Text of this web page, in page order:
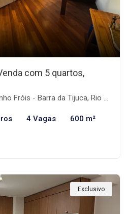
com 5 quartos,
- Barra da Tijuca, Rio de Janeiro-RJ
4 Vagas 600 m²
Exclusivo